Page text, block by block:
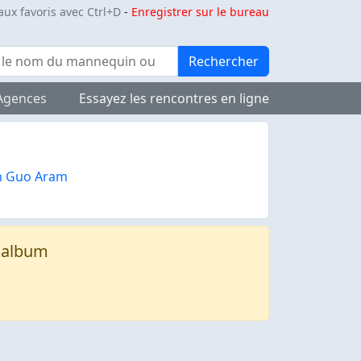
favoris avec Ctrl+D - Enregistrer sur le bureau
Rechercher
Essayez les rencontres en ligne
Guo Aram